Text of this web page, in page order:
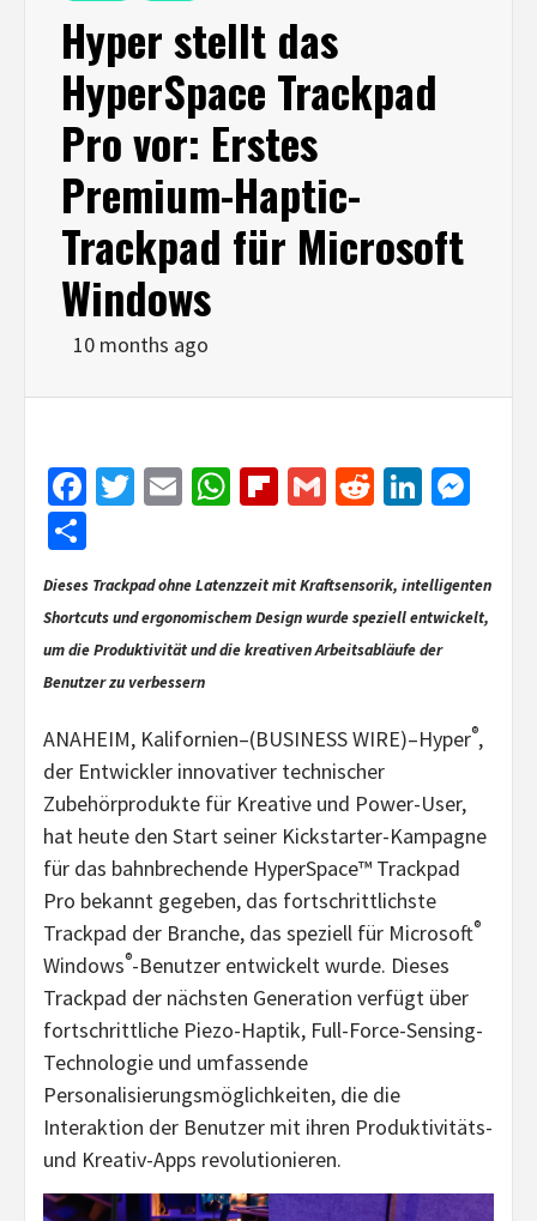
Hyper stellt das
HyperSpace Trackpad
Pro vor: Erstes
Premium-Haptic-
Trackpad für Microsoft
Windows
10 months ago
Facebook
Twitter
EmailWhatsApp
Flipboard
GmailReddit
Dieses Trackpad ohne Latenzzeit mit Kraftsensorik, intelligenten
Shortcuts und ergonomischem Design wurde speziell entwickelt,
um die Produktivität und die kreativen Arbeitsabläufe der
Benutzer zu verbessern
ANAHEIM, Kalifornien–(BUSINESS WIRE)–Hyper®,
der Entwickler innovativer technischer
Zubehörprodukte für Kreative und Power-User,
hat heute den Start seiner Kickstarter-Kampagne
für das bahnbrechende HyperSpace™ Trackpad
Pro bekannt gegeben, das fortschrittlichste
Trackpad der Branche, das speziell für Microsoft®
Windows®-Benutzer entwickelt wurde. Dieses
Trackpad der nächsten Generation verfügt über
fortschrittliche Piezo-Haptik, Full-Force-Sensing-
Technologie und umfassende
Personalisierungsmöglichkeiten, die die
Interaktion der Benutzer mit ihren Produktivitäts-
und Kreativ-Apps revolutionieren.